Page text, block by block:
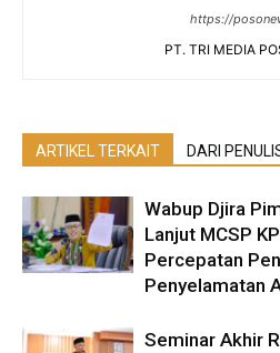
https://
PT. TRI MEDIA
ARTIKEL TERKAIT DARI
Wabup Djira
Lanjut MCSP
Percepatan
Penyelamatan
Seminar Akhir